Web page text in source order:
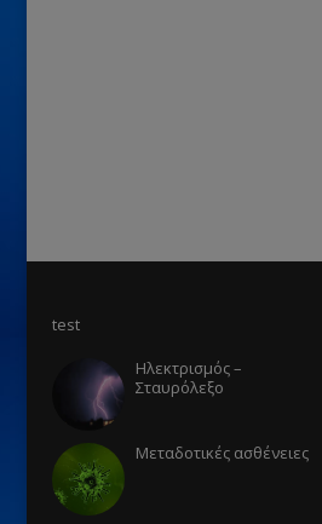
test
Ηλεκτρισμός –
Σταυρόλεξο
Μεταδοτικές ασθένειες